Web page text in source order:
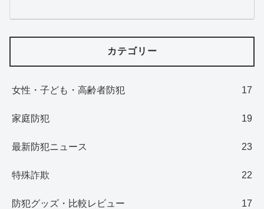
カテゴリー
女性・子ども・高齢者防犯 17
家庭防犯 19
最新防犯ニュース 23
特殊詐欺 22
防犯グッズ・比較レビュー 17